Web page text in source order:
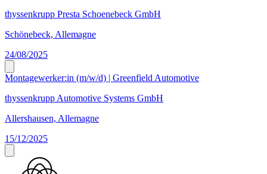
thyssenkrupp Presta Schoenebeck GmbH
Schönebeck, Allemagne
24/08/2025
Montagewerker:in (m/w/d) | Greenfield Automotive
thyssenkrupp Automotive Systems GmbH
Allershausen, Allemagne
15/12/2025